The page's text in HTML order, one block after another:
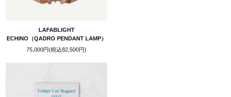
LAFABLIGHT
ECHINO（QADRO PENDANT LAMP）
75,000円(税込82,500円)